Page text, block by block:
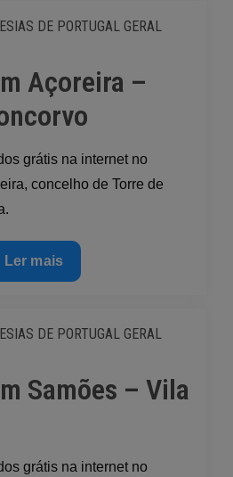
VicenteDE PORTUGAL GERAL
Açoreira –
grátis na internet no
concelho de Torre de
Anúncios
em
–
Moncorvo
Ler mais
DE PORTUGAL GERAL
Samões – Vila
grátis na internet no